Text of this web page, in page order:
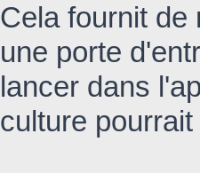
Cela fournit de
une porte
lancer dans
culture